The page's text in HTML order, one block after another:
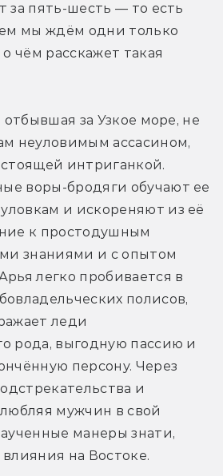
за пять-шесть — то есть
мы ждём одни только
чём расскажет такая
отбывшая за Узкое море, не
неуловимым ассасином,
интриганкой.
воры-бродяги обучают ее
и искореняют из её
к простодушным
знаниями и с опытом
легко пробивается в
полисов,
леди
рода, выгодную пассию и
персону. Через
и
мужчин в свой
манеры знати,
на Востоке.